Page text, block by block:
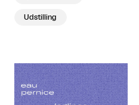
Udstilling